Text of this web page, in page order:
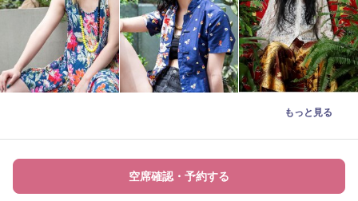
もっと見る
空席確認・予約する